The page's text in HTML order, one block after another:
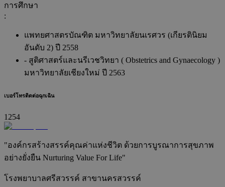
การศึกษา
:
แพทยศาสตรบัณฑิต มหาวิทยาลัยนเรศวร (เกียรตินิยม
อันดับ 2) ปี 2558
- สูติศาสตร์และนรีเวชวิทยา ( Obstetrics and Gynaecology )
มหาวิทยาลัยเชียงใหม่ ปี 2563
เบอร์โทรติดต่อฉุกเฉิน
1254
"องค์กรสร้างสรรค์คุณค่าแห่งชีวิต ด้วยการบูรณาการสุขภาพ
อย่างยั่งยืน Nurturing Value For Life"
โรงพยาบาลศรีสวรรค์ สาขานครสวรรค์